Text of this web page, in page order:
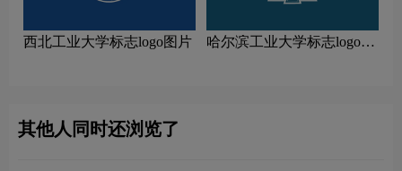
西北工业大学标志logo图片
哈尔滨工业大学标志logo图
其他人同时还浏览了